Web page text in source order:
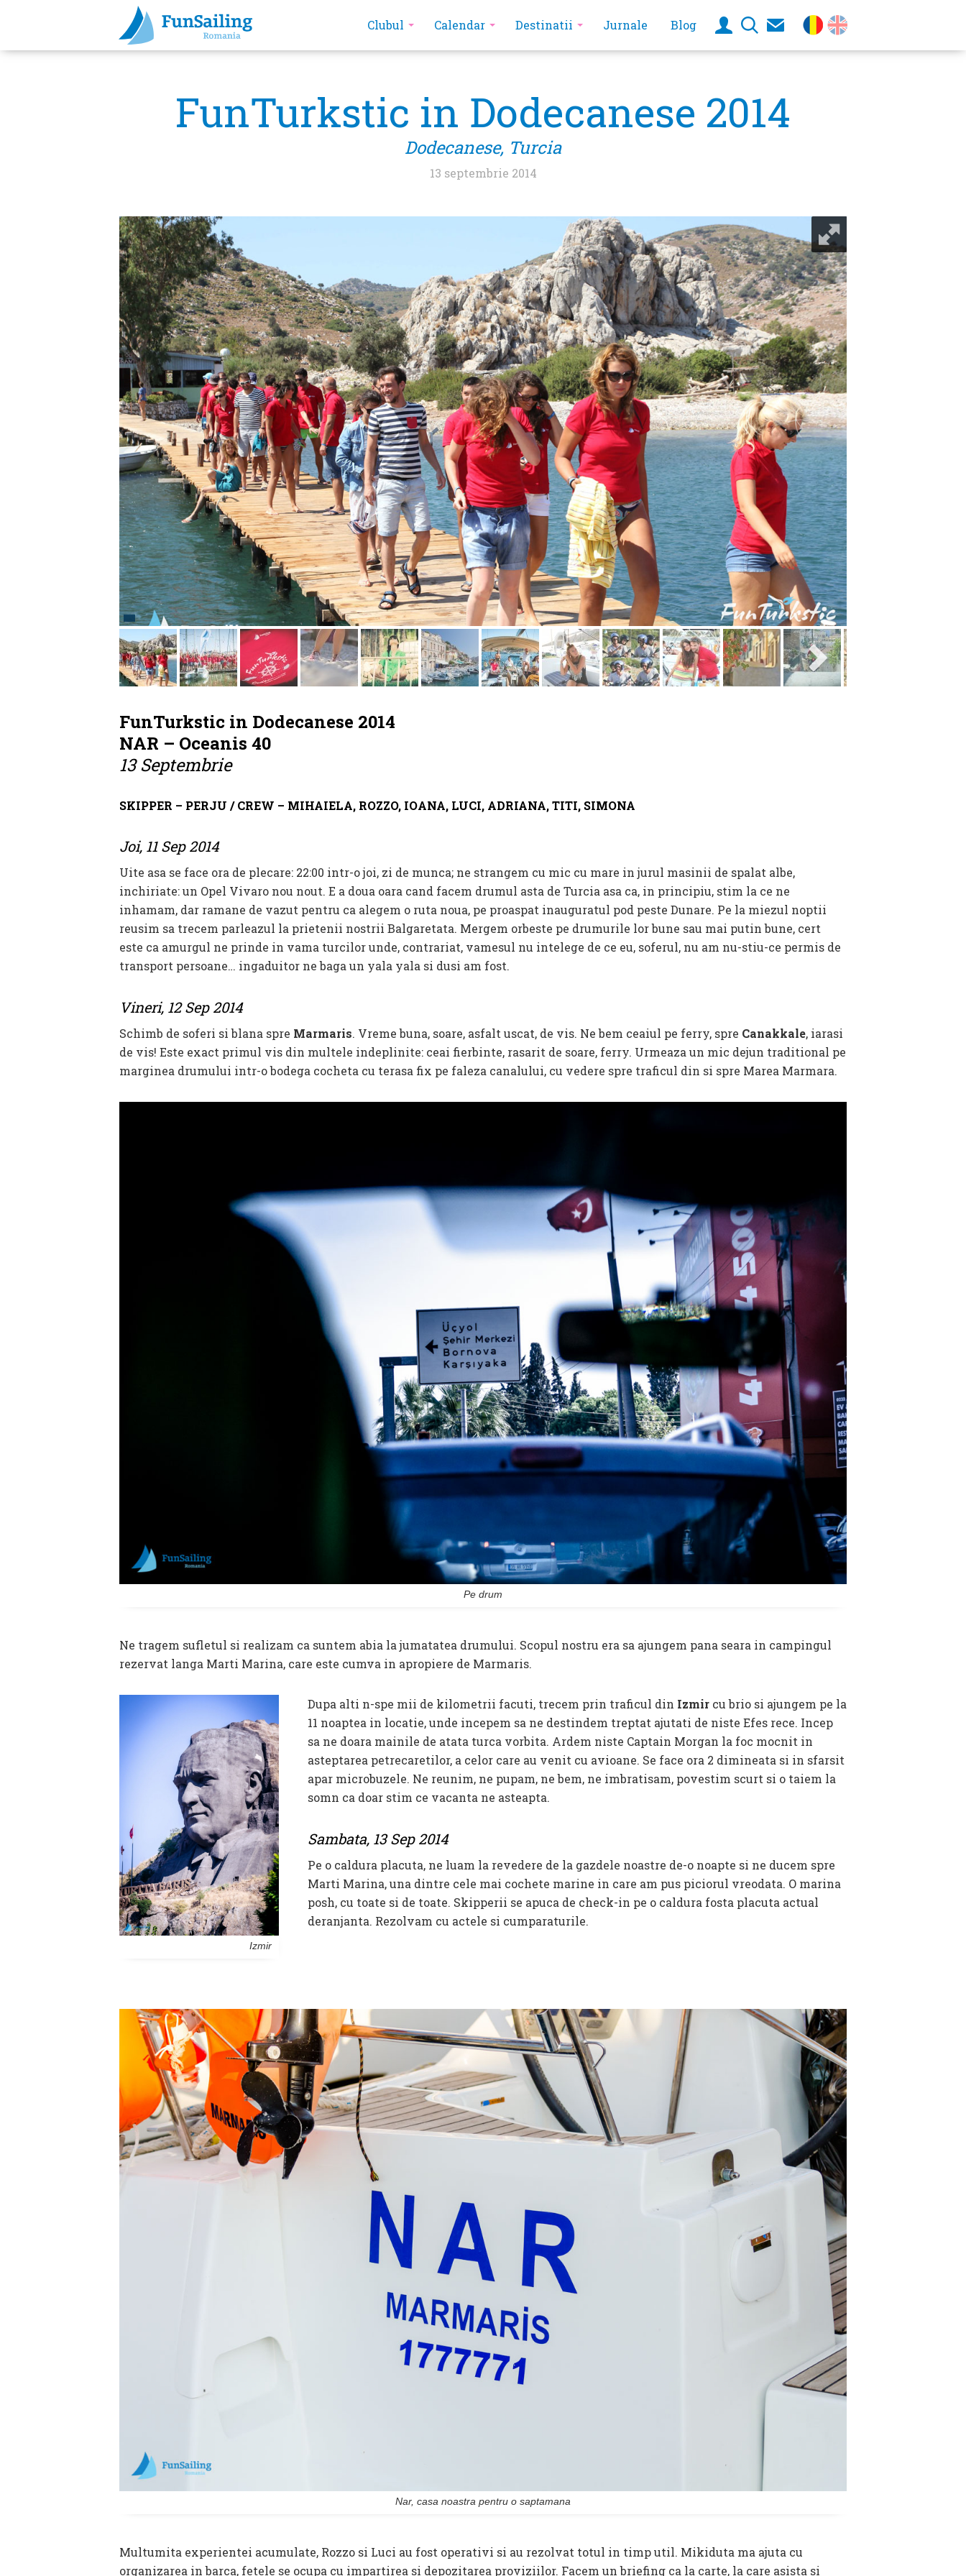
Clubul Calendar Destinatii Jurnale Blog
FunTurkstic in Dodecanese 2014
Dodecanese, Turcia
13 septembrie 2014
FunTurkstic in Dodecanese 2014
NAR – Oceanis 40
13 Septembrie
SKIPPER – PERJU / CREW – MIHAIELA, ROZZO, IOANA, LUCI, ADRIANA, TITI, SIMONA
Joi, 11 Sep 2014
Uite asa se face ora de plecare: 22:00 intr-o joi, zi de munca; ne strangem cu mic cu mare in jurul masinii de spalat albe,
inchiriate: un Opel Vivaro nou nout. E a doua oara cand facem drumul asta de Turcia asa ca, in principiu, stim la ce ne
inhamam, dar ramane de vazut pentru ca alegem o ruta noua, pe proaspat inauguratul pod peste Dunare. Pe la miezul noptii
reusim sa trecem parleazul la prietenii nostrii Balgaretata. Mergem orbeste pe drumurile lor bune sau mai putin bune, cert
este ca amurgul ne prinde in vama turcilor unde, contrariat, vamesul nu intelege de ce eu, soferul, nu am nu-stiu-ce permis de
transport persoane… ingaduitor ne baga un yala yala si dusi am fost.
Vineri, 12 Sep 2014
Schimb de soferi si blana spre Marmaris. Vreme buna, soare, asfalt uscat, de vis. Ne bem ceaiul pe ferry, spre Canakkale, iarasi
de vis! Este exact primul vis din multele indeplinite: ceai fierbinte, rasarit de soare, ferry. Urmeaza un mic dejun traditional pe
marginea drumului intr-o bodega cocheta cu terasa fix pe faleza canalului, cu vedere spre traficul din si spre Marea Marmara.
Pe drum
Ne tragem sufletul si realizam ca suntem abia la jumatatea drumului. Scopul nostru era sa ajungem pana seara in campingul
rezervat langa Marti Marina, care este cumva in apropiere de Marmaris.
Izmir
Dupa alti n-spe mii de kilometrii facuti, trecem prin traficul din Izmircu brio si ajungem pe la
11 noaptea in locatie, unde incepem sa ne destindem treptat ajutati de niste Efes rece. Incep
sa ne doara mainile de atata turca vorbita. Ardem niste Captain Morgan la foc mocnit in
asteptarea petrecaretilor, a celor care au venit cu avioane. Se face ora 2 dimineata si in sfarsit
apar microbuzele. Ne reunim, ne pupam, ne bem, ne imbratisam, povestim scurt si o taiem la
somn ca doar stim ce vacanta ne asteapta.
Sambata, 13 Sep 2014
Pe o caldura placuta, ne luam la revedere de la gazdele noastre de-o noapte si ne ducem spre
Marti Marina, una dintre cele mai cochete marine in care am pus piciorul vreodata. O marina
posh, cu toate si de toate. Skipperii se apuca de check-in pe o caldura fosta placuta actual
deranjanta. Rezolvam cu actele si cumparaturile.
Nar, casa noastra pentru o saptamana
Multumita experientei acumulate, Rozzo si Luci au fost operativi si au rezolvat totul in timp util. Mikiduta ma ajuta cu
organizarea in barca, fetele se ocupa cu impartirea si depozitarea proviziilor. Facem un briefing ca la carte, la care asista si